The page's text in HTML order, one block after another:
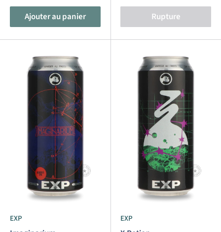
Ajouter au panier Rupture
EXP EXP